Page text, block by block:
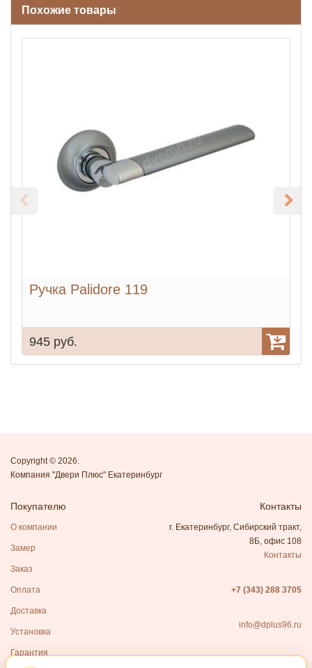
Похожие товары
Ручка Palidore 119
945 руб.
Copyright © 2026.
Компания "Двери Плюс" Екатеринбург
Покупателю
О компании
Замер
Заказ
Оплата
Доставка
Установка
Гарантия
Контакты
г. Екатеринбург, Сибирский тракт,
8Б, офис 108
Контакты
+7 (343) 288 3705
info@dplus96.ru